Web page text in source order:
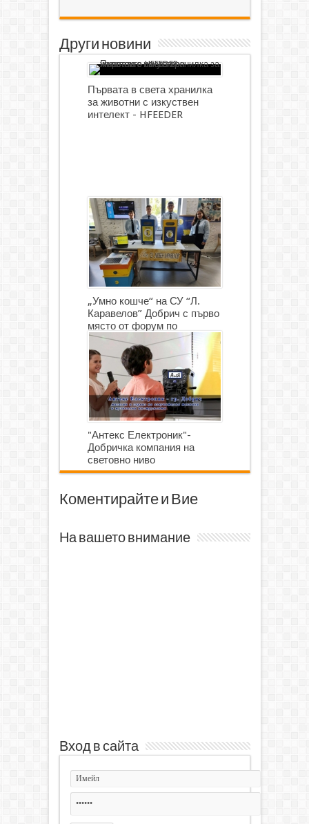
Други новини
Първата в света хранилка
за животни с изкуствен
интелект - HFEEDER
„Умно кошче“ на СУ “Л.
Каравелов” Добрич с първо
място от форум по
роботика
"Антекс Електроник"-
Добричка компания на
световно ниво
Коментирайте и Вие
На вашето внимание
Вход в сайта